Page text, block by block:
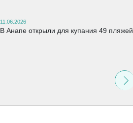
11.06.2026
В Анапе открыли для купания 49 пляжей